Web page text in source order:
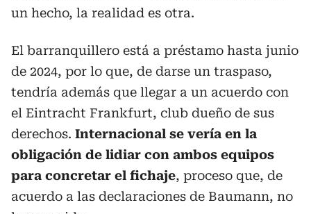
un hecho, la realidad es otra.
El barranquillero está a préstamo hasta junio
de 2024, por lo que, de darse un traspaso,
tendría además que llegar a un acuerdo con
el Eintracht Frankfurt, club dueño de sus
derechos. Internacional se vería en la
obligación de lidiar con ambos equipos
para concretar el fichaje, proceso que, de
acuerdo a las declaraciones de Baumann, no